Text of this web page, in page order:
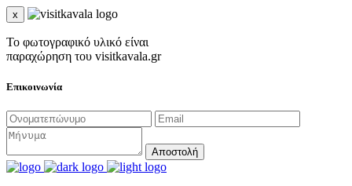
x
Το φωτογραφικό υλικό είναι
παραχώρηση του visitkavala.gr
Επικοινωνία
Αποστολή